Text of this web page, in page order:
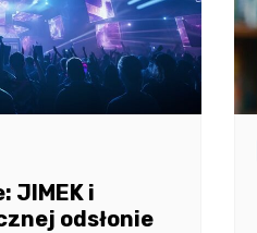
JIMEK i
odsłonie